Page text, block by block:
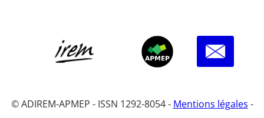
© ADIREM-APMEP - ISSN 1292-8054 - Mentions légales -